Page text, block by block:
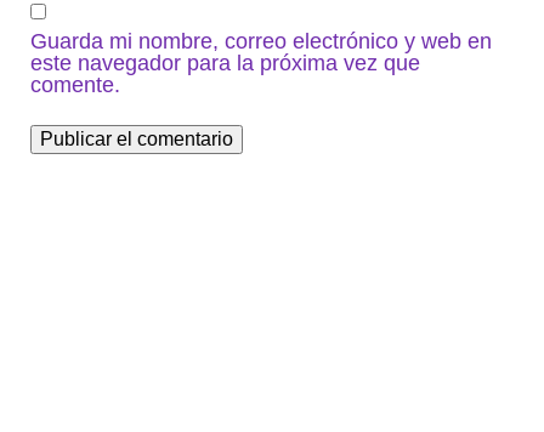
Guarda mi nombre, correo electrónico y web en
este navegador para la próxima vez que
comente.